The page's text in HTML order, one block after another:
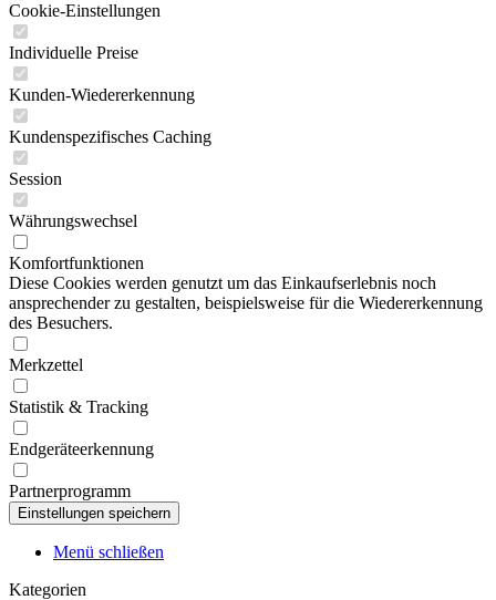
Cookie-Einstellungen
Individuelle Preise
Kunden-Wiedererkennung
Kundenspezifisches Caching
Session
Währungswechsel
Komfortfunktionen
Diese Cookies werden genutzt um das Einkaufserlebnis noch
ansprechender zu gestalten, beispielsweise für die Wiedererkennung
des Besuchers.
Merkzettel
Statistik & Tracking
Endgeräteerkennung
Partnerprogramm
Menü schließen
Kategorien